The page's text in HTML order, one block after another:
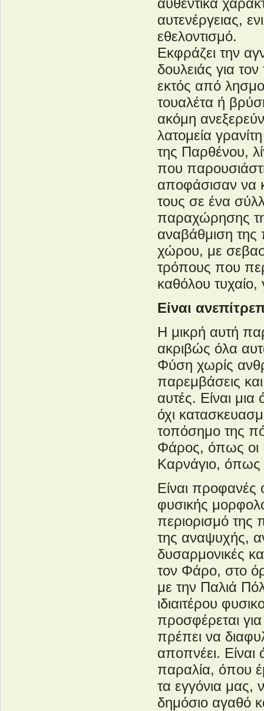
αυτενέργειας,
εθελοντισμό.
Εκφράζει την
δουλειάς για
εκτός από
τουαλέτα ή
ακόμη
λατομεία
της Παρθένου,
που
αποφάσισαν να
τους σε ένα
παραχώρησης
αναβάθμιση της
χώρου, με
τρόπους που
καθόλου τυχαίο,
Είναι
Η μικρή αυτή
ακριβώς όλα
Φύση χωρίς
παρεμβάσεις
αυτές. Είναι
όχι
τοπόσημο της
Φάρος, όπως οι
Καρνάγιο,
Είναι προφανές
φυσικής
περιορισμό της
της αναψυχής,
δυσαρμονικές
τον Φάρο, στο
με την Παλιά
ιδιαιτέρου
προσφέρεται
πρέπει να
αποπνέει. Είναι
παραλία, όπου
τα εγγόνια μας,
δημόσιο αγαθό